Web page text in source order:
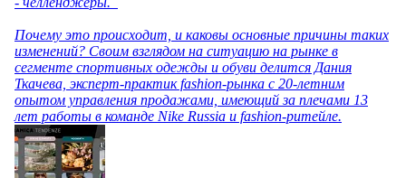
Почему это происходит, и каковы основные причины таких
изменений? Своим взглядом на ситуацию на рынке в
сегменте спортивных одежды и обуви делится Дания
Ткачева, эксперт-практик fashion-рынка с 20-летним
опытом управления продажами, имеющий за плечами 13
лет работы в команде Nike Russia и fashion-ритейле.